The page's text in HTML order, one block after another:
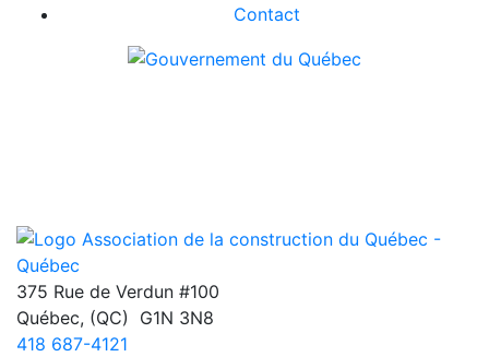
Contact
375 Rue de Verdun #100
Québec, (QC)
G1N 3N8
418 687-4121